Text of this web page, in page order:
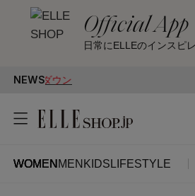
Official App
日常にELLEのインスピ
NEWS
WOMEN MEN KIDS LIFESTYLE
WOMENMENKIDSLIFESTYLE